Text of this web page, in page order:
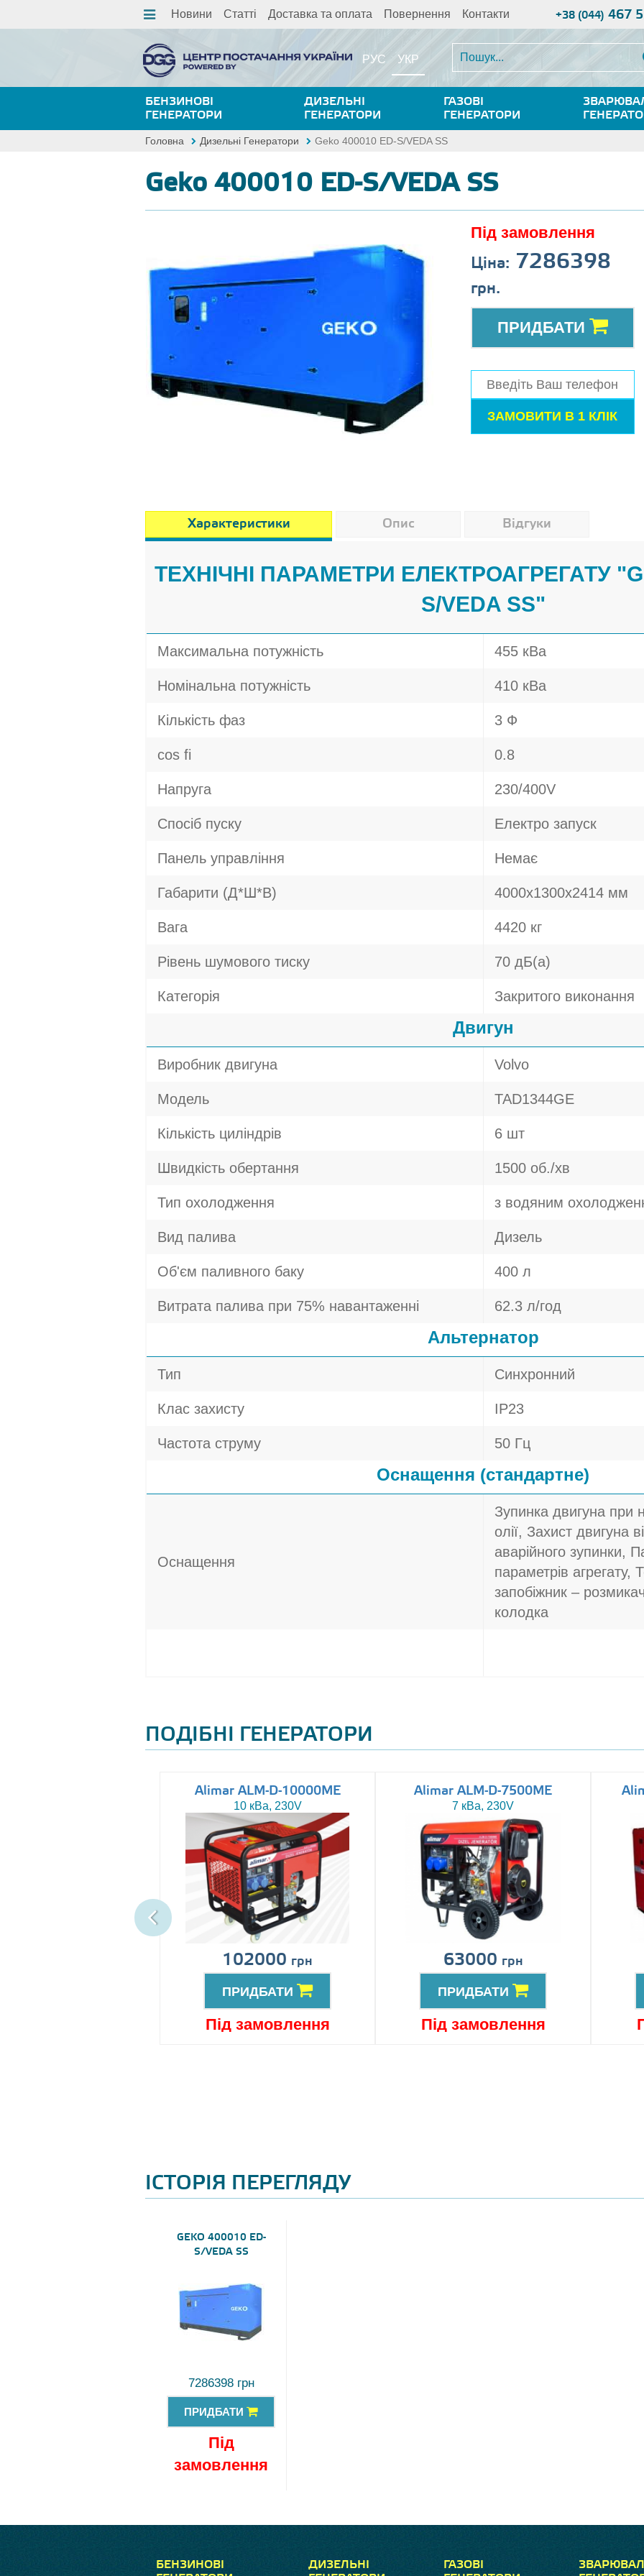
Новини Статті Доставка та оплата Повернення Контакти +38 (044) 467
РУС УКР
БЕНЗИНОВІ
ГЕНЕРАТОРИ
ДИЗЕЛЬНІ
ГЕНЕРАТОРИ
ГАЗОВІ
ГЕНЕРАТОРИ
Головна Дизельні Генератори Geko 400010 ED-S/VEDA SS
Geko 400010 ED-S/VEDA SS
Під замовлення
Ціна: 7286398
грн.
ПРИДБАТИ
Характеристики Опис Відгуки
ТЕХНІЧНІ ПАРАМЕТРИ ЕЛЕКТРОАГРЕГАТУ
S/VEDA SS"
Максимальна потужність 455 кВа
Номінальна потужність 410 кВа
Кількість фаз 3 Ф
cos fi 0.8
Напруга 230/400V
Спосіб пуску Електро запуск
Панель управління Немає
Габарити (Д*Ш*В) 4000х1300х2414 мм
Вага 4420 кг
Рівень шумового тиску 70 дБ(а)
Категорія Закритого виконання
Двигун
Виробник двигуна Volvo
Модель TAD1344GE
Кількість циліндрів 6 шт
Швидкість обертання 1500 об./хв
Тип охолодження з водяним
Вид палива Дизель
Об'єм паливного баку 400 л
Витрата палива при 75% навантаженні 62.3 л/год
Альтернатор
Тип Синхронний
Клас захисту IP23
Частота струму 50 Гц
Оснащення (стандартне)
Оснащення
Зупинка двигуна при
олії, Захист двигуна
аварійного зупинки,
параметрів агрегату,
запобіжник –
колодка
ПОДІБНІ ГЕНЕРАТОРИ
Alimar ALM-D-10000ME
10 кВа, 230V
102000 грн
ПРИДБАТИ
Під замовлення
Alimar ALM-D-7500ME
7 кВа, 230V
63000 грн
ПРИДБАТИ
Під замовлення
ІСТОРІЯ ПЕРЕГЛЯДУ
GEKO 400010 ED-
S/VEDA SS
7286398 грн
ПРИДБАТИ
Під
замовлення
БЕНЗИНОВІ
ДИЗЕЛЬНІ
ГАЗОВІ